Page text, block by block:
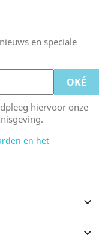
en speciale
hiervoor onze
en het

